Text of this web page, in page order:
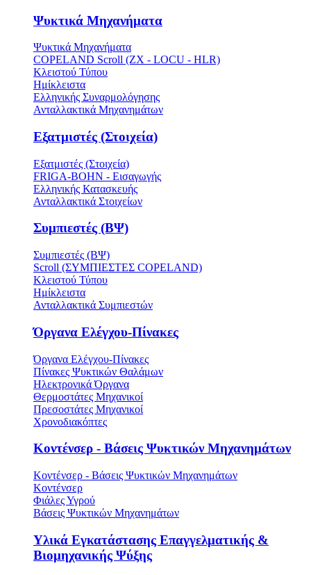
Ψυκτικά Μηχανήματα
Ψυκτικά Μηχανήματα
COPELAND Scroll (ZX - LOCU - HLR)
Κλειστού Τύπου
Ημίκλειστα
Ελληνικής Συναρμολόγησης
Ανταλλακτικά Μηχανημάτων
Εξατμιστές (Στοιχεία)
Εξατμιστές (Στοιχεία)
FRIGA-BOHN - Εισαγωγής
Ελληνικής Κατασκευής
Ανταλλακτικά Στοιχείων
Συμπιεστές (ΒΨ)
Συμπιεστές (ΒΨ)
Scroll (ΣΥΜΠΙΕΣΤΕΣ COPELAND)
Κλειστού Τύπου
Ημίκλειστα
Ανταλλακτικά Συμπιεστών
Όργανα Ελέγχου-Πίνακες
Όργανα Ελέγχου-Πίνακες
Πίνακες Ψυκτικών Θαλάμων
Ηλεκτρονικά Όργανα
Θερμοστάτες Μηχανικοί
Πρεσοστάτες Μηχανικοί
Χρονοδιακόπτες
Κοντένσερ - Βάσεις Ψυκτικών Μηχανημάτων
Κοντένσερ - Βάσεις Ψυκτικών Μηχανημάτων
Κοντένσερ
Φιάλες Υγρού
Βάσεις Ψυκτικών Μηχανημάτων
Υλικά Εγκατάστασης Επαγγελματικής &
Βιομηχανικής Ψύξης